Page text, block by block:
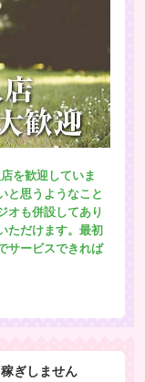
を歓迎していま
と思うようなこと
オも併設してあり
ただけます。最初
サービスできれば
ぎしません